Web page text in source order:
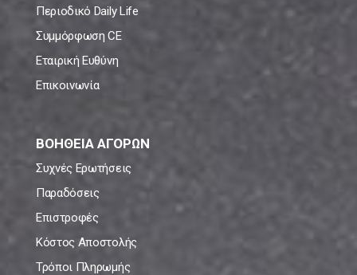
Περιοδικό Daily Life
Συμμόρφωση CE
Εταιρική Ευθύνη
Επικοινωνία
ΒΟΗΘΕΙΑ ΑΓΟΡΩΝ
Συχνές Ερωτήσεις
Παραδόσεις
Επιστροφές
Κόστος Αποστολής
Τρόποι Πληρωμής